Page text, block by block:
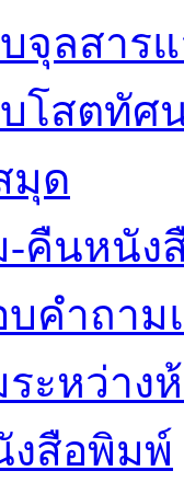
จุลสาร
บโสตทัศ
มุด
-คืนหนัง
บคำถา
ะหว่าง
งสือพิมพ์